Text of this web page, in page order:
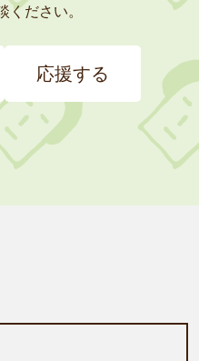
ください。
応援する